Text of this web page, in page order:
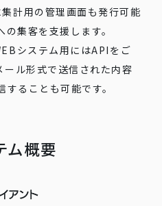
計用の管理画面も発行可能
集客を支援します。
システム用にはAPIをご
ル形式で送信された内容
ることも可能です。
ム概要